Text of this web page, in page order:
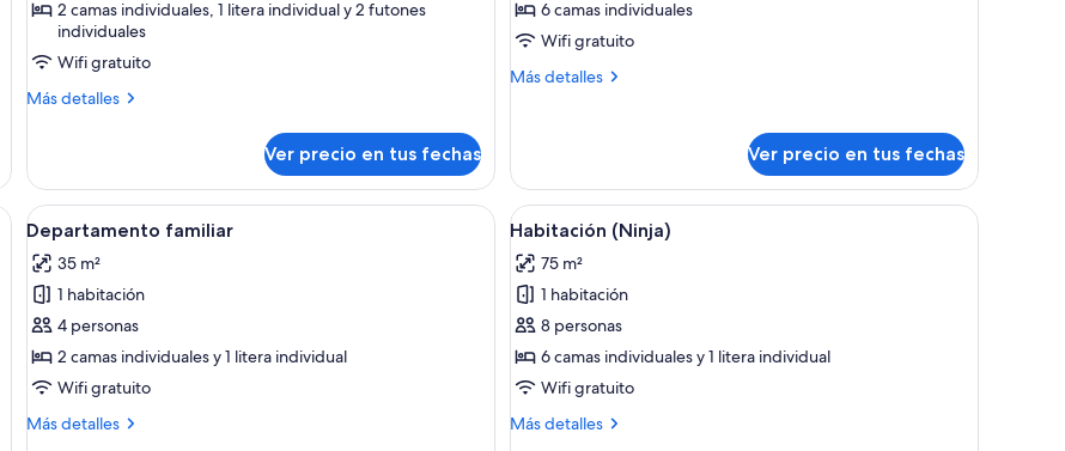
Departamento
tradicional
(Japanese)
2 camas individuales, 1 litera individual y 2 futones
individuales
Wifi gratuito
Más detalles
Más
tradicional
(Japanese)
Ver precio en tus fechas
Departamento,
1
6 camas individuales
Wifi gratuito
Más detalles
Más
habitación
Ver precio en tus fechas
con una larga mesa de comedor, un sofá y una pequeña mesa de centro de madera.
Ver
todas
las
fotos
de
Departamento
familiar
Una habitación de hotel moderna con una litera, un televisor de pantalla plana en la pared y un amplio ventanal
11
Departamento familiar
35 m²
1 habitación
4 personas
2 camas individuales y 1 litera individual
Wifi gratuito
Más detalles
Más
Ver
todas
las
fotos
de
Habitación
(Ninja)
Una habitación de hotel moderna con una
12
Habitación (Ninja)
75 m²
1 habitación
8 personas
6 camas individuales y 1 litera individual
Wifi gratuito
Más detalles
Más